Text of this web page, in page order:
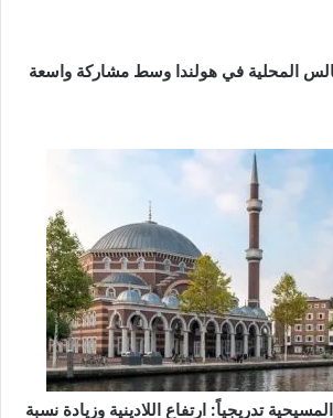
المحلية في هولندا وسط مشاركة واسعة
تدريجياً: ارتفاع اللادينية وزيادة نسبة